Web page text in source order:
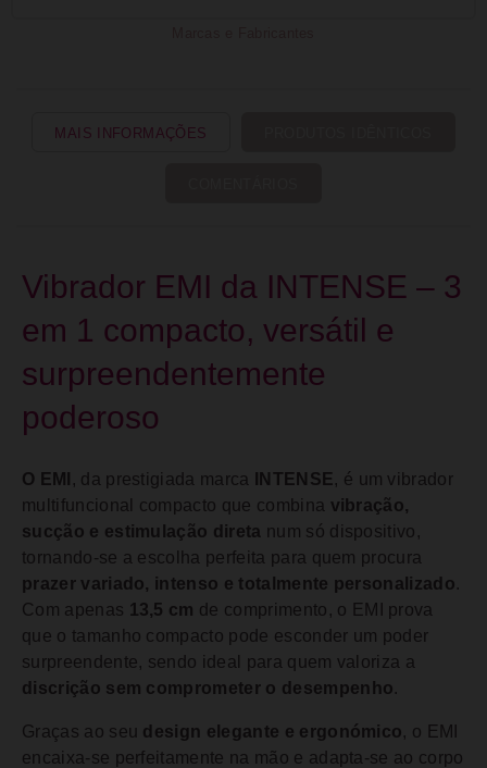
MAIS INFORMAÇÕES
Vibrador EMI da INTENSE – 3
em 1 compacto, versátil e
surpreendentemente
poderoso
O EMI , da prestigiada marca INTENSE , é um vibrador
multifuncional compacto que combina vibração,
sucção e estimulação direta num só dispositivo,
tornando-se a escolha perfeita para quem procura
prazer variado, intenso e totalmente personalizado.
Com apenas 13,5 cm de comprimento, o EMI prova
que o tamanho compacto pode esconder um poder
surpreendente, sendo ideal para quem valoriza a
discrição sem comprometer o desempenho.
Graças ao seu design elegante e ergonómico, o EMI
encaixa-se perfeitamente na mão e adapta-se ao corpo